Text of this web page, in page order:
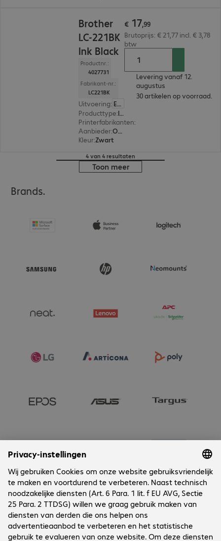
Brother
LC-221BK
Ink Black
Productnr.:
4027731
Fabrikant-nr.:
LC221BK
Uitvoering: Europa
Producttype: Ink
Printerfabrikanten:
Aanbieder:
Origineel
Kleur:Zwart
€ 17,99
Brutoprijs: € 21,77 incl. € 3,78
btw
Levering vanaf 12.
augustus
30 artikelen op voorraad.
4 van 4 resultaten
Toon meer
Brands.
Onderneming